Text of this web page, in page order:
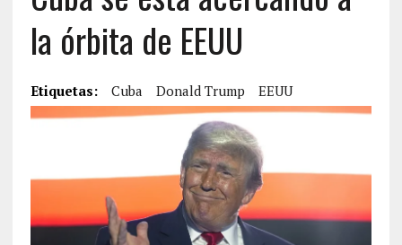
la órbita de EEUU
Etiquetas: Cuba Donald Trump EEUU